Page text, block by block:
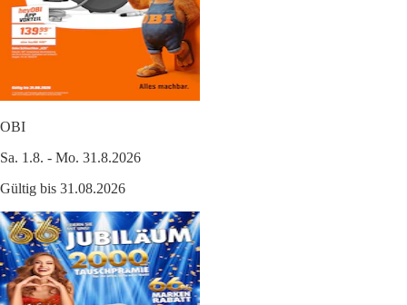
OBI
Sa. 1.8. - Mo. 31.8.2026
Gültig bis 31.08.2026